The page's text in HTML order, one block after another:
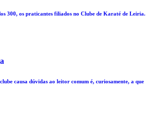
300, os praticantes filiados no Clube de Karaté de Leiria.
causa dúvidas ao leitor comum é, curiosamente, a que